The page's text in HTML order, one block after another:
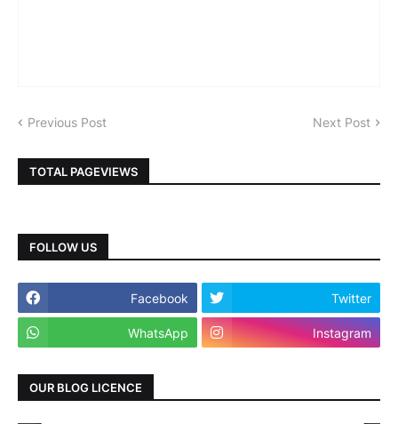
Previous Post Next Post
TOTAL PAGEVIEWS
FOLLOW US
Facebook Twitter
WhatsApp Instagram
OUR BLOG LICENCE